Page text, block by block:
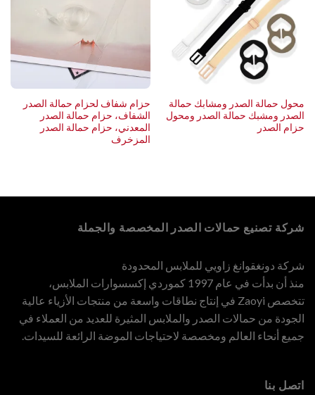
محول حمالة الصدر ومشابك حمالة
الصدر ومشبك حمالة الصدر ومحول
حزام الصدر
حزام شفاف لحزام حمالة الصدر
الشفاف، حزام حمالة الصدر
المعدني، حزام حمالة الصدر
المزخرف
شركة تصنيع حمالات الصدر المخصصة والجملة
شركة دونغقوانغ زاويي للملابس المحدودة
منذ أن بدأت في عام 1997 كموردي إكسسوارات الملابس،
تتخصص Zaoyi في إنتاج نطاقات واسعة من منتجات الأزياء عالية
الجودة من حمالات الصدر والملابس المثيرة للعديد من العملاء في
جميع أنحاء العالم ومخصصة لاحتياجات الموضة الرائعة للسيدات.
اتصل بنا